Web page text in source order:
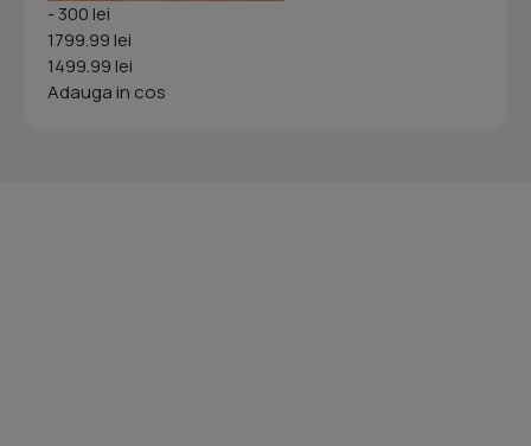
- 300 lei
1799.99 lei
1499.99 lei
Adauga in cos